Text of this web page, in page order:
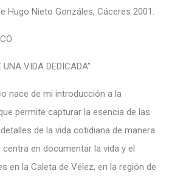
Hugo Nieto Gonzáles, Cáceres 2001.
UNA VIDA DEDICADA”
nace de mi introducción a la
permite capturar la esencia de las
de la vida cotidiana de manera
en documentar la vida y el
en la Caleta de Vélez, en la región de